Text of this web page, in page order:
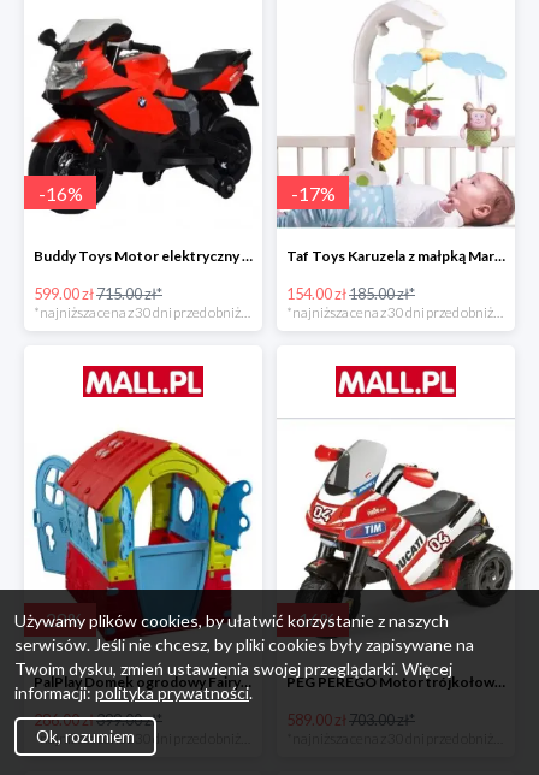
-16%
Buddy Toys Motor elektryczny BMW K1300 BEC 6011 -16%
599.00 zł715.00 zł*
-17%
Taf Toys Karuzela z małpką Marco -16%
154.00 zł185.00 zł*
-28%
PalPlay Domek ogrodowy Fairy House -28%
286.00 zł399.00 zł*
-16%
PEG PEREGO Motor trójkołowy Ducati Desmosedici -16%
589.00 zł703.00 zł*
Używamy plików cookies, by ułatwić korzystanie z naszych
serwisów. Jeśli nie chcesz, by pliki cookies były zapisywane na
Twoim dysku, zmień ustawienia swojej przeglądarki. Więcej
informacji:polityka prywatności.
Ok, rozumiem